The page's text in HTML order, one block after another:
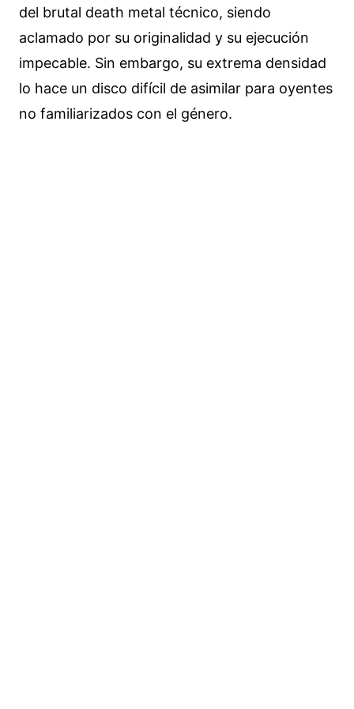
del brutal death metal técnico, siendo
aclamado por su originalidad y su ejecución
impecable. Sin embargo, su extrema densidad
lo hace un disco difícil de asimilar para oyentes
no familiarizados con el género.